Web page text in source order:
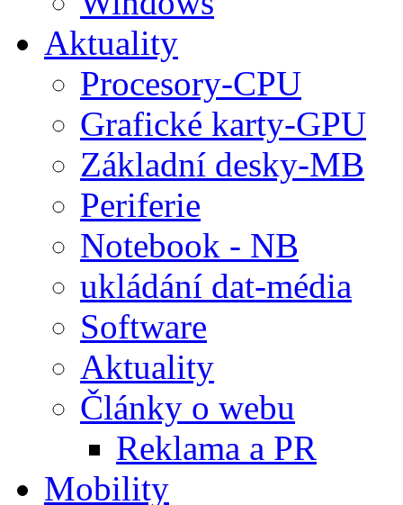
Aktuality
Procesory-CPU
Grafické karty-GPU
Základní desky-MB
Periferie
Notebook - NB
ukládání dat-média
Software
Aktuality
Články o webu
Reklama a PR
Mobility